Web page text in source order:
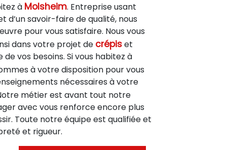
à Molsheim. Entreprise usant
d’un savoir-faire de qualité, nous
pour vous satisfaire. Nous vous
dans votre projet de crépiset
de vos besoins. Si vous habitez à
à votre disposition pour vous
nécessaires à votre
métier est avant tout notre
avec vous renforce encore plus
Toute notre équipe est qualifiée et
et rigueur.